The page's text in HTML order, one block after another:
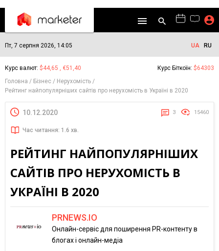
Пт, 7 серпня 2026, 14:05 UA RU
Курс валют: $44,65 , €51,40 Курс Біткоїн: $64303
Головна
Бізнес
Нерухомість
Рейтинг найпопулярніших сайтів про нерухомість в Україні в 2020
10.12.2020 3 15460
Час читання: 1.6 хв.
РЕЙТИНГ НАЙПОПУЛЯРНІШИХ
САЙТІВ ПРО НЕРУХОМІСТЬ В
УКРАЇНІ В 2020
PRNEWS.IO
Онлайн-сервіс для поширення PR-контенту в
блогах і онлайн-медіа